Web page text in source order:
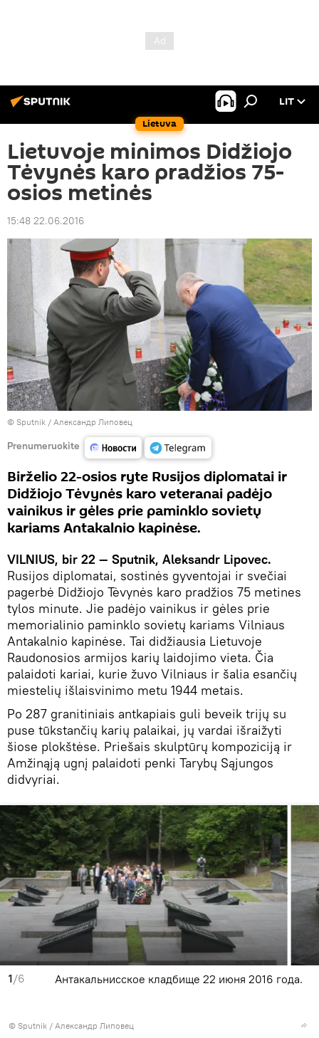
Lietuva
LIT
Lietuvoje minimos Didžiojo
Tėvynės karo pradžios 75-
osios metinės
15:48 22.06.2016
© Sputnik / Александр Липовец
Prenumeruokite
Birželio 22-osios ryte Rusijos diplomatai ir
Didžiojo Tėvynės karo veteranai padėjo
vainikus ir gėles prie paminklo sovietų
kariams Antakalnio kapinėse.
VILNIUS, bir 22 — Sputnik, Aleksandr Lipovec.
Rusijos diplomatai, sostinės gyventojai ir svečiai
pagerbė Didžiojo Tėvynės karo pradžios 75 metines
tylos minute. Jie padėjo vainikus ir gėles prie
memorialinio paminklo sovietų kariams Vilniaus
Antakalnio kapinėse. Tai didžiausia Lietuvoje
Raudonosios armijos karių laidojimo vieta. Čia
palaidoti kariai, kurie žuvo Vilniaus ir šalia esančių
miestelių išlaisvinimo metu 1944 metais.
Po 287 granitiniais antkapiais guli beveik trijų su
puse tūkstančių karių palaikai, jų vardai išraižyti
šiose plokštėse. Priešais skulptūrų kompoziciją ir
Amžinąją ugnį palaidoti penki Tarybų Sąjungos
didvyriai.
1/6
© Sputnik / Александр Липовец
Антакальнисское кладбище 22 июня 2016 года.